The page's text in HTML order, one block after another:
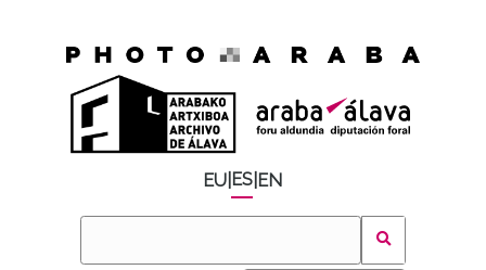
EU ES EN